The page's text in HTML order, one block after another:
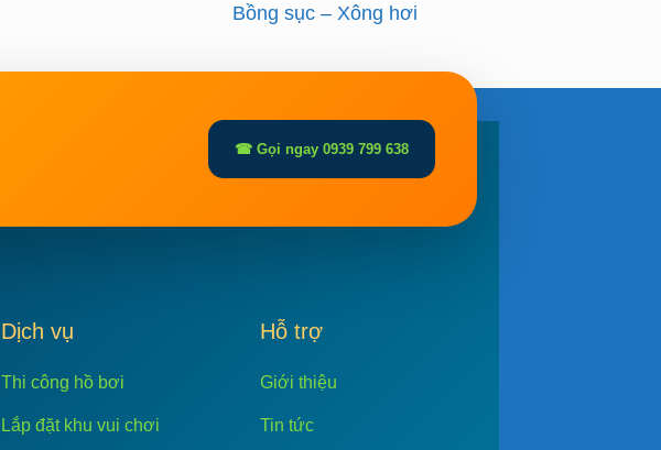
Bồng sục – Xông hơi
☎ Gọi ngay 0939 799 638
Dịch vụ
Thi công hồ bơi
Lắp đặt khu vui chơi
Hỗ trợ
Giới thiệu
Tin tức